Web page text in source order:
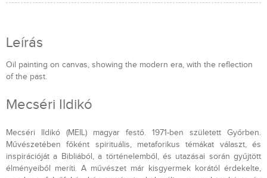
Leírás
Oil painting on canvas, showing the modern era, with the reflection
of the past.
Mecséri Ildikó
Mecséri Ildikó (MEIL) magyar festő. 1971-ben született Győrben.
Művészetében főként spirituális, metaforikus témákat választ, és
inspirációját a Bibliából, a történelemből, és utazásai során gyűjtött
élményeiből meríti. A művészet már kisgyermek korától érdekelte,